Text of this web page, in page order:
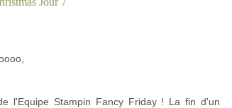
l'Equipe Stampin Fancy Friday ! La fin d'un